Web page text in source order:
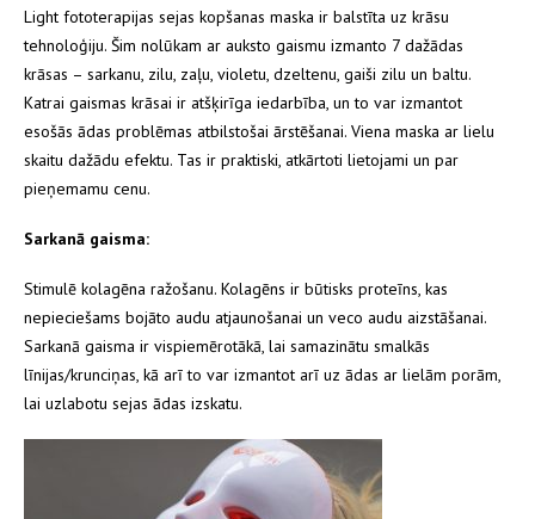
Light fototerapijas sejas kopšanas maska ir balstīta uz krāsu
tehnoloģiju. Šim nolūkam ar auksto gaismu izmanto 7 dažādas
krāsas – sarkanu, zilu, zaļu, violetu, dzeltenu, gaiši zilu un baltu.
Katrai gaismas krāsai ir atšķirīga iedarbība, un to var izmantot
esošās ādas problēmas atbilstošai ārstēšanai. Viena maska ar lielu
skaitu dažādu efektu. Tas ir praktiski, atkārtoti lietojami un par
pieņemamu cenu.
Sarkanā gaisma:
Stimulē kolagēna ražošanu. Kolagēns ir būtisks proteīns, kas
nepieciešams bojāto audu atjaunošanai un veco audu aizstāšanai.
Sarkanā gaisma ir vispiemērotākā, lai samazinātu smalkās
līnijas/krunciņas, kā arī to var izmantot arī uz ādas ar lielām porām,
lai uzlabotu sejas ādas izskatu.